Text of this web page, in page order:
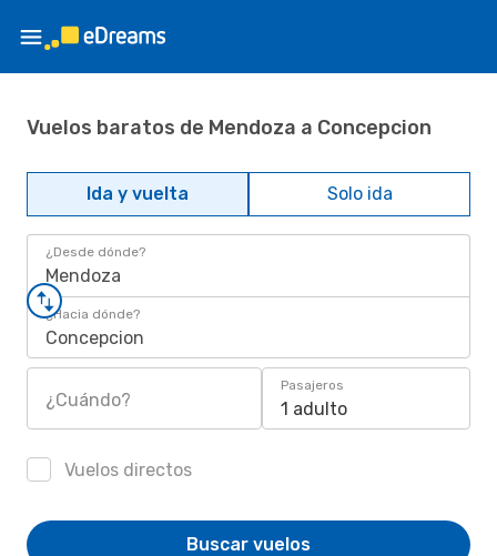
Vuelos baratos de Mendoza a Concepcion
Ida y vuelta Solo ida
¿Desde dónde?
Mendoza
¿Hacia dónde?
Concepcion
¿Cuándo?
Pasajeros
1 adulto
Vuelos directos
Buscar vuelos